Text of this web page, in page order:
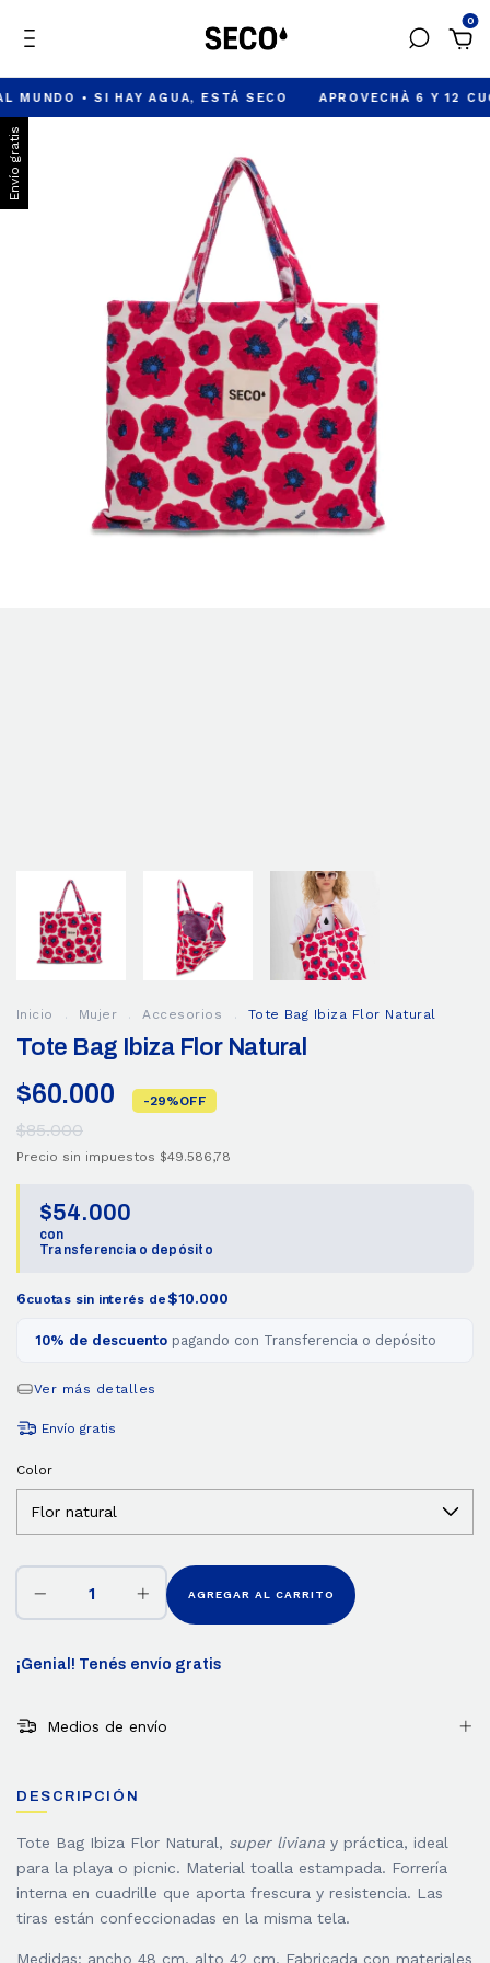
0
• SI HAY AGUA, ESTÁ SECO APROVECHÀ 6 Y 12 CUOTAS
Envío gratis
Inicio . Mujer . Accesorios . Tote Bag Ibiza Flor Natural
Tote Bag Ibiza Flor Natural
$60.000 -29%OFF
$85.000
Precio sin impuestos $49.586,78
$54.000
con
Transferencia o depósito
6cuotas sin interés de$10.000
10% de descuento pagando con Transferencia o depósito
Ver más detalles
Envío gratis
Color
¡Genial! Tenés envío gratis
Medios de envío
DESCRIPCIÓN
Tote Bag Ibiza Flor Natural, super liviana y práctica, ideal
para la playa o picnic. Material toalla estampada. Forrería
interna en cuadrille que aporta frescura y resistencia. Las
tiras están confeccionadas en la misma tela.
Medidas: ancho 48 cm, alto 42 cm. Fabricada con materiales